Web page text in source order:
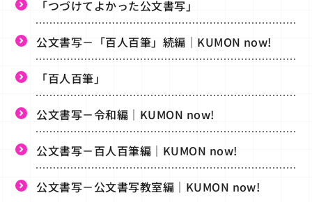
「つづけてよかった公文書写」
公文書写－「百人百筆」続編｜KUMON now!
「百人百筆」
公文書写－令和編｜KUMON now!
公文書写－百人百筆編｜KUMON now!
公文書写－公文書写教室編｜KUMON now!